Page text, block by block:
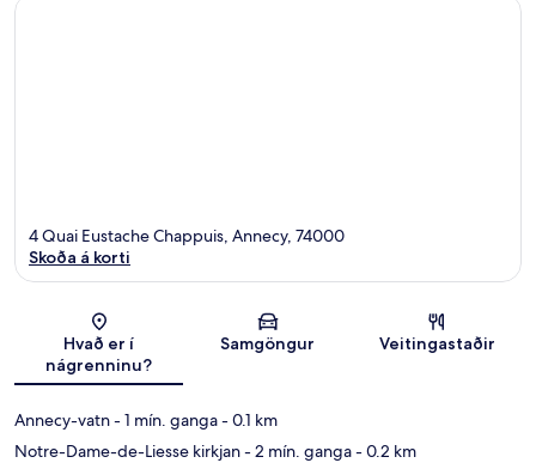
Kort
4 Quai Eustache Chappuis, Annecy, 74000
Skoða á korti
Hvað er í
nágrenninu?
Samgöngur Veitingastaðir
Annecy-vatn- 1 mín. ganga- 0.1 km
Notre-Dame-de-Liesse kirkjan- 2 mín. ganga- 0.2 km